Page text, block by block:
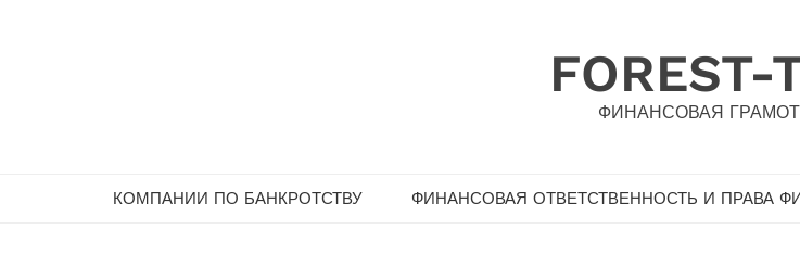
FOREST-
ФИНАНСОВАЯ
КОМПАНИИ ПО БАНКРОТСТВУ ФИНАНСОВАЯ ОТВЕТСТВЕННОСТЬ И ПРАВА